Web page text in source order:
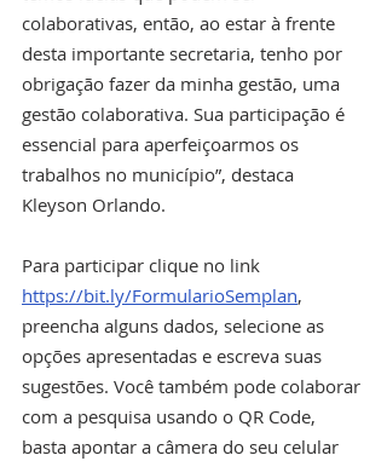
colaborativas, então, ao estar à frente
desta importante secretaria, tenho por
obrigação fazer da minha gestão, uma
gestão colaborativa. Sua participação é
essencial para aperfeiçoarmos os
trabalhos no município”, destaca
Kleyson Orlando.
Para participar clique no link
https://bit.ly/FormularioSemplan,
preencha alguns dados, selecione as
opções apresentadas e escreva suas
sugestões. Você também pode colaborar
com a pesquisa usando o QR Code,
basta apontar a câmera do seu celular